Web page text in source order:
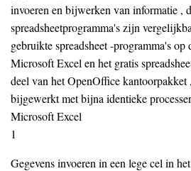
invoeren en bijwerken van informatie ,
spreadsheetprogramma's zijn
gebruikte spreadsheet -programma's
Microsoft Excel en het gratis
deel van het OpenOffice kantoorpakket
bijgewerkt met bijna identieke
Microsoft Excel
1
Gegevens invoeren in een lege cel in